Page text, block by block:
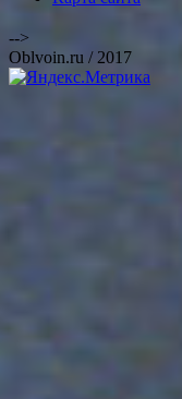
-->
Oblvoin.ru / 2017